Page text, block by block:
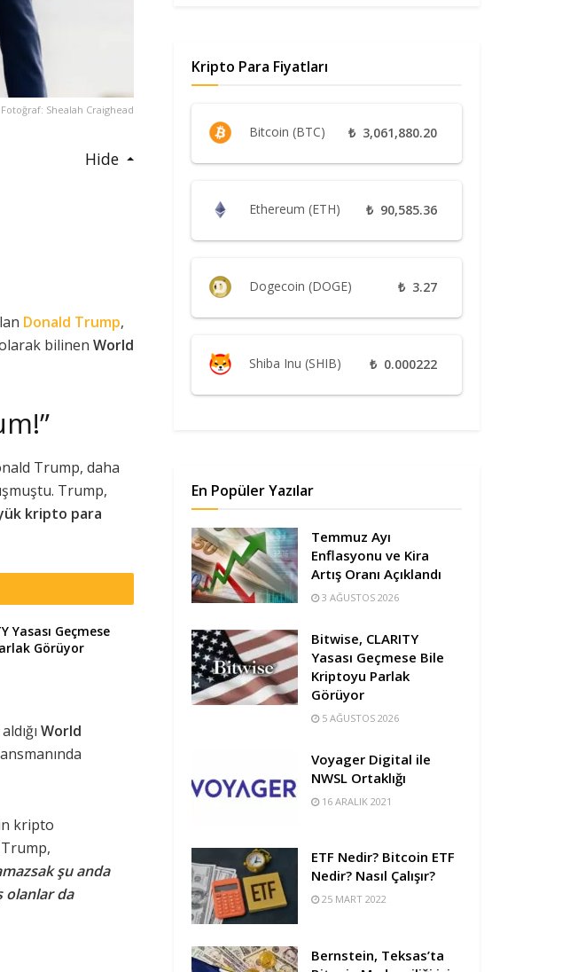
Fotoğraf: Shealah Craighead
Hide
Donald Trump,
bilinen World
Trump, daha
Trump,
kripto para
Yasası Geçmese
Görüyor
World
kripto
şu anda
olanlar da
Kripto Para Fiyatları
Bitcoin (BTC) ₺ 3,061,880.20
Ethereum (ETH) ₺ 90,585.36
Dogecoin (DOGE) ₺ 3.27
Shiba Inu (SHIB) ₺ 0.000222
En Popüler Yazılar
Temmuz Ayı
Enflasyonu ve Kira
Artış Oranı Açıklandı
3 AĞUSTOS 2026
Bitwise, CLARITY
Yasası Geçmese Bile
Kriptoyu Parlak
Görüyor
5 AĞUSTOS 2026
Voyager Digital ile
NWSL Ortaklığı
16 ARALIK 2021
ETF Nedir? Bitcoin ETF
Nedir? Nasıl Çalışır?
25 MART 2022
Bernstein, Teksas’ta